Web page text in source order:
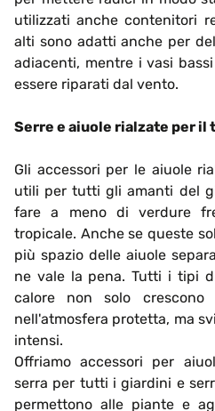
utilizzati anche contenitori
alti sono adatti anche per
adiacenti, mentre i vasi
essere riparati dal vento.
Serre e aiuole rialzate per il
Gli accessori per le aiuole
utili per tutti gli amanti del
fare a meno di verdure
tropicale. Anche se queste
più spazio delle aiuole
ne vale la pena. Tutti i tipi
calore non solo crescono
nell'atmosfera protetta, ma
intensi.
Offriamo accessori per
serra per tutti i giardini e
permettono alle piante e